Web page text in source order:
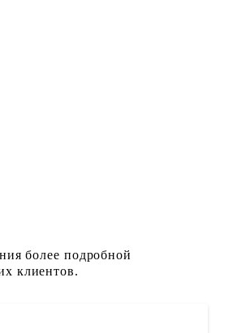
более подробной
клиентов.